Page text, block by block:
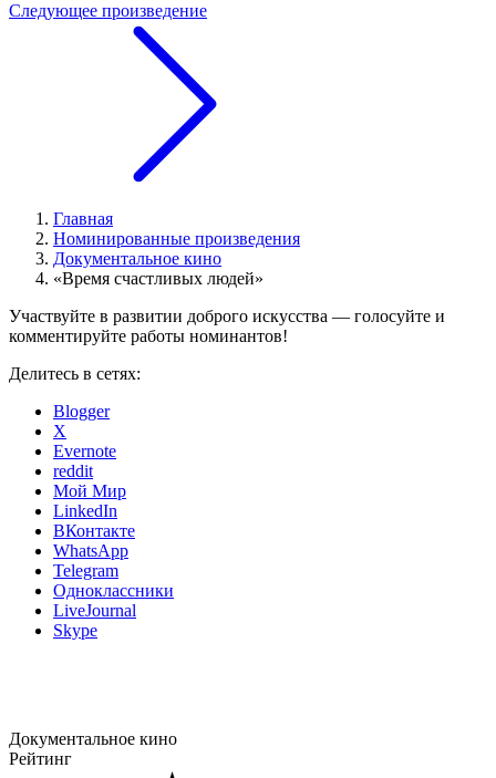
Следующее произведение
Главная
Номинированные произведения
Документальное кино
«Время счастливых людей»
Участвуйте в развитии доброго искусства — голосуйте и
комментируйте работы номинантов!
Делитесь в сетях:
Blogger
X
Evernote
reddit
Мой Мир
LinkedIn
ВКонтакте
WhatsApp
Telegram
Одноклассники
LiveJournal
Skype
Документальное кино
Рейтинг